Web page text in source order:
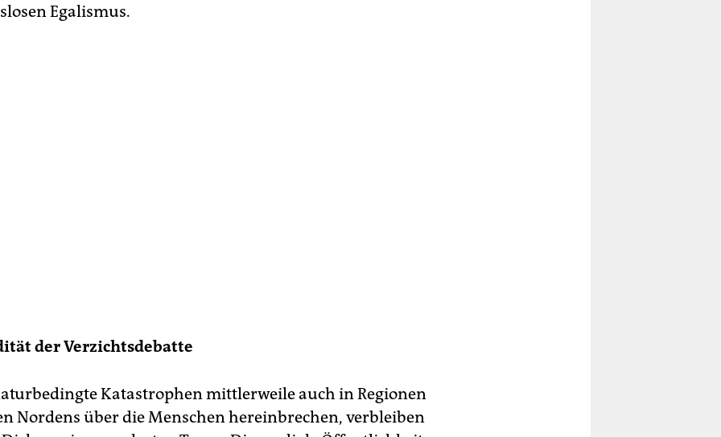
Egalismus.
der Verzichtsdebatte
Katastrophen mittlerweile auch in Regionen
Nordens über die Menschen hereinbrechen, verbleiben